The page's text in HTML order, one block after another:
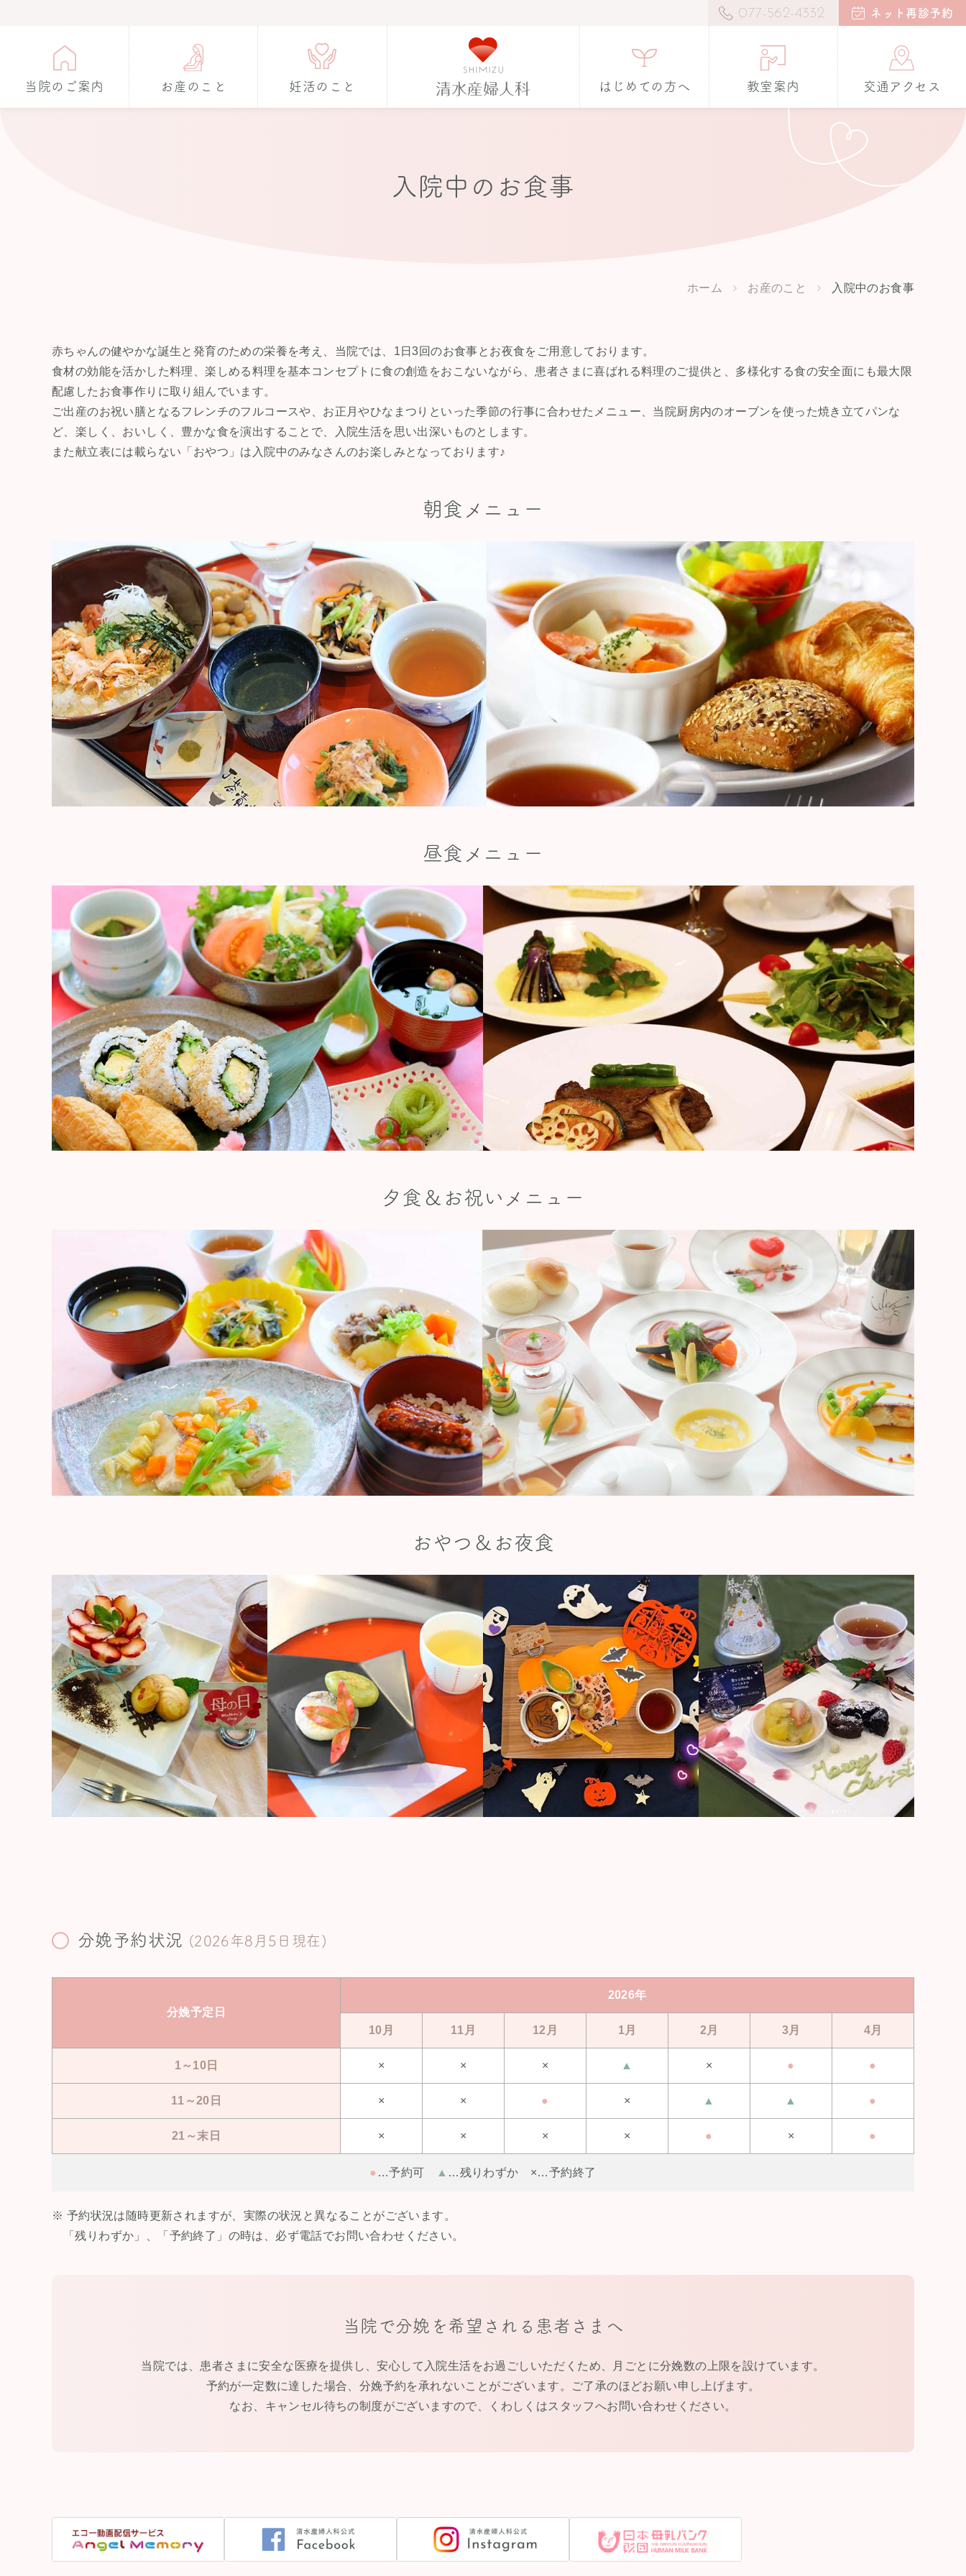
077-562-4332 ネット再診予約
当院のご案内 お産のこと 妊活のこと はじめての方へ 教室案内 交通アクセス
入院中のお食事
ホーム お産のこと 入院中のお食事
赤ちゃんの健やかな誕生と発育のための栄養を考え、当院では、1日3回のお食事とお夜食をご用意しております。
食材の効能を活かした料理、楽しめる料理を基本コンセプトに食の創造をおこないながら、患者さまに喜ばれる料理のご提供と、多様化する食の安全面にも最大限
配慮したお食事作りに取り組んでいます。
ご出産のお祝い膳となるフレンチのフルコースや、お正月やひなまつりといった季節の行事に合わせたメニュー、当院厨房内のオーブンを使った焼き立てパンな
ど、楽しく、おいしく、豊かな食を演出することで、入院生活を思い出深いものとします。
また献立表には載らない「おやつ」は入院中のみなさんのお楽しみとなっております♪
朝食メニュー
昼食メニュー
夕食＆お祝いメニュー
おやつ＆お夜食
分娩予約状況 (2026年8月5日現在)
分娩予定日
2026年
10月 11月 12月 1月 2月 3月 4月
1～10日 × × × ▲ × ● ●
11～20日 × × ● × ▲ ▲ ●
21～末日 × × × × ● × ●
● …予約可 ▲ …残りわずか ×…予約終了
※ 予約状況は随時更新されますが、実際の状況と異なることがございます。
「残りわずか」、「予約終了」の時は、必ず電話でお問い合わせください。
当院で分娩を希望される患者さまへ
当院では、患者さまに安全な医療を提供し、安心して入院生活をお過ごしいただくため、月ごとに分娩数の上限を設けています。
予約が一定数に達した場合、分娩予約を承れないことがございます。ご了承のほどお願い申し上げます。
なお、キャンセル待ちの制度がございますので、くわしくはスタッフへお問い合わせください。